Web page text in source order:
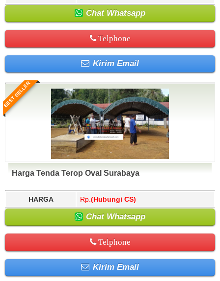
Chat Whatsapp
Telphone
Kirim Email
BEST SELLER
Harga Tenda Terop Oval Surabaya
HARGA Rp. (Hubungi CS)
Chat Whatsapp
Telphone
Kirim Email